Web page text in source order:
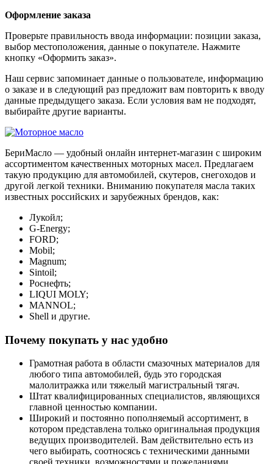
Оформление заказа
Проверьте правильность ввода информации: позиции заказа,
выбор местоположения, данные о покупателе. Нажмите
кнопку «Оформить заказ».
Наш сервис запоминает данные о пользователе, информацию
о заказе и в следующий раз предложит вам повторить к вводу
данные предыдущего заказа. Если условия вам не подходят,
выбирайте другие варианты.
БериМасло — удобный онлайн интернет-магазин с широким
ассортиментом качественных моторных масел. Предлагаем
такую продукцию для автомобилей, скутеров, снегоходов и
другой легкой техники. Вниманию покупателя масла таких
известных российских и зарубежных брендов, как:
Лукойл;
G-Energy;
FORD;
Mobil;
Magnum;
Sintoil;
Роснефть;
LIQUI MOLY;
MANNOL;
Shell и другие.
Почему покупать у нас удобно
Грамотная работа в области смазочных материалов для
любого типа автомобилей, будь это городская
малолитражка или тяжелый магистральный тягач.
Штат квалифицированных специалистов, являющихся
главной ценностью компании.
Широкий и постоянно пополняемый ассортимент, в
котором представлена только оригинальная продукция
ведущих производителей. Вам действительно есть из
чего выбирать, соотносясь с техническими данными